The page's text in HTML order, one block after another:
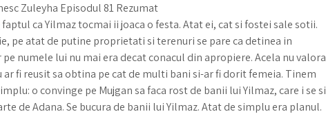
Zuleyha Episodul 81 Rezumat
faptul ca Yilmaz tocmai ii joaca o festa. Atat ei, cat si fostei sale sotii.
pe atat de putine proprietati si terenuri se pare ca detinea in
numele lui nu mai era decat conacul din apropiere. Acela nu valora
ar fi reusit sa obtina pe cat de multi bani si-ar fi dorit femeia. Tinem
o convinge pe Mujgan sa faca rost de banii lui Yilmaz, care i se si
de Adana. Se bucura de banii lui Yilmaz. Atat de simplu era planul.